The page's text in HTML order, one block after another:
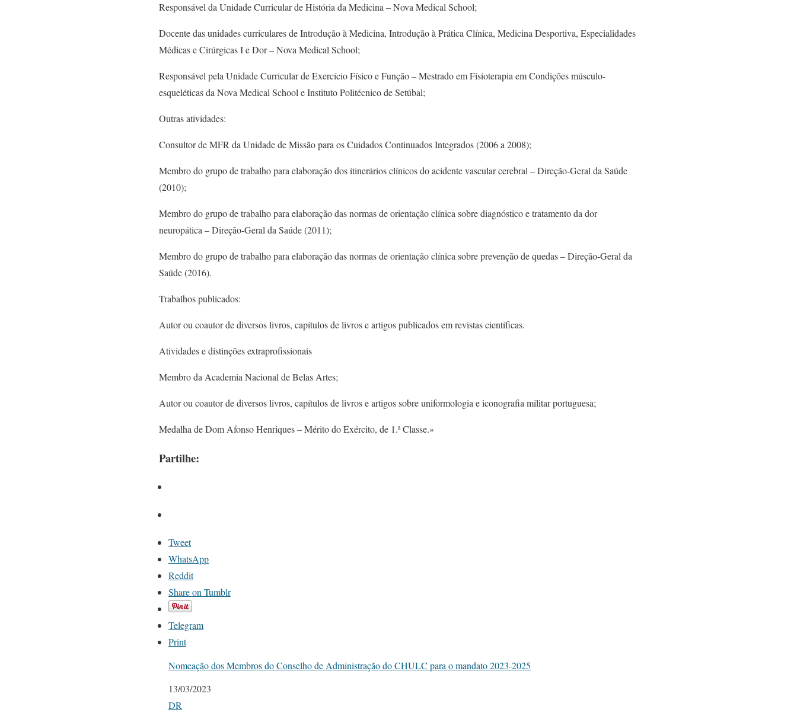
Responsável da Unidade Curricular de História da Medicina – Nova Medical School;
Docente das unidades curriculares de Introdução à Medicina, Introdução à Prática Clínica, Medicina Desportiva, Especialidades
Médicas e Cirúrgicas I e Dor – Nova Medical School;
Responsável pela Unidade Curricular de Exercício Físico e Função – Mestrado em Fisioterapia em Condições músculo-
esqueléticas da Nova Medical School e Instituto Politécnico de Setúbal;
Outras atividades:
Consultor de MFR da Unidade de Missão para os Cuidados Continuados Integrados (2006 a 2008);
Membro do grupo de trabalho para elaboração dos itinerários clínicos do acidente vascular cerebral – Direção-Geral da Saúde
(2010);
Membro do grupo de trabalho para elaboração das normas de orientação clínica sobre diagnóstico e tratamento da dor
neuropática – Direção-Geral da Saúde (2011);
Membro do grupo de trabalho para elaboração das normas de orientação clínica sobre prevenção de quedas – Direção-Geral da
Saúde (2016).
Trabalhos publicados:
Autor ou coautor de diversos livros, capítulos de livros e artigos publicados em revistas científicas.
Atividades e distinções extraprofissionais
Membro da Academia Nacional de Belas Artes;
Autor ou coautor de diversos livros, capítulos de livros e artigos sobre uniformologia e iconografia militar portuguesa;
Medalha de Dom Afonso Henriques – Mérito do Exército, de 1.ª Classe.»
Partilhe:
Tweet
WhatsApp
Reddit
Share on Tumblr
Telegram
Print
Nomeação dos Membros do Conselho de Administração do CHULC para o mandato 2023-2025
Date
13/03/2023
In relation to
DR